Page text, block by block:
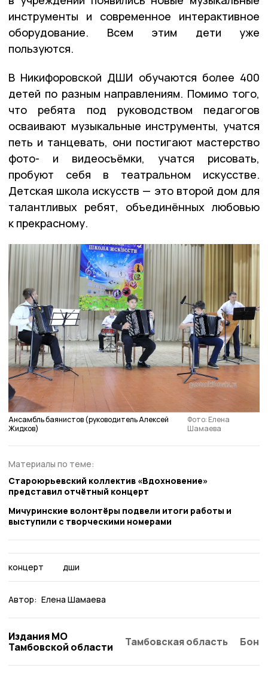
инструменты и современное интерактивное
оборудование. Всем этим дети уже
пользуются.
В Никифоровской ДШИ обучаются более 400
детей по разным направлениям. Помимо того,
что ребята под руководством педагогов
осваивают музыкальные инструменты, учатся
петь и танцевать, они постигают мастерство
фото- и видеосъёмки, учатся рисовать,
пробуют себя в театральном искусстве.
Детская школа искусств — это второй дом для
талантливых ребят, объединённых любовью
к прекрасному.
Ансамбль баянистов (руководитель Алексей
Жидков)
Фото: Елена
Шамаева
Материалы по теме:
Староюрьевский коллектив «Вдохновение»
представил отчётный концерт
Мичуринские волонтёры подвели итоги работы и
выступили с творческими номерами
концерт дши
Автор: Елена Шамаева
Издания МО
Тамбовской области
Тамбовская область